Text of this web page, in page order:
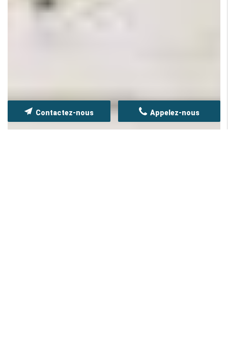
Appelez-nous
Contactez-nous